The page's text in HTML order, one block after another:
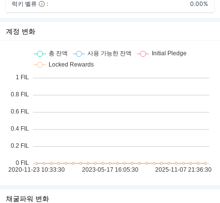
럭키 벨류
: 0.00%
계정 변화
채굴파워 변화